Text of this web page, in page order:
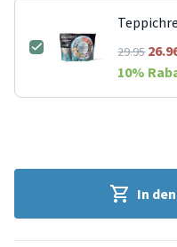
29.95
10%
In